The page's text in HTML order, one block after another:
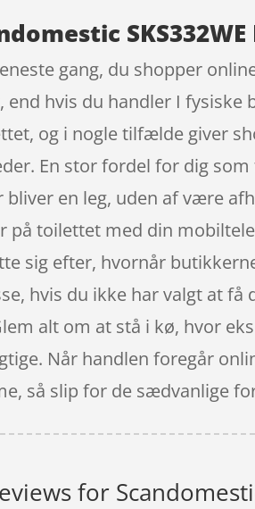
gang, du shopper
end hvis du handler I
og i nogle tilfælde giver
En stor fordel for dig
bliver en leg, uden af være
på toilettet med din
sig efter, hvornår
hvis du ikke har valgt at
alt om at stå i kø, hvor
Når handlen foregår
så slip for de sædvanlige
for